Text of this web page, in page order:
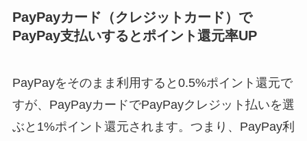
PayPayカード（クレジットカード）で
PayPay支払いするとポイント還元率UP
PayPayをそのまま利用すると0.5%ポイント還元で
すが、PayPayカードでPayPayクレジット払いを選
ぶと1%ポイント還元されます。つまり、PayPay利